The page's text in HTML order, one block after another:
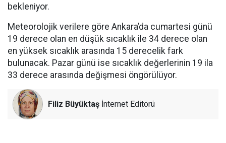
bekleniyor.
Meteorolojik verilere göre Ankara’da cumartesi günü
19 derece olan en düşük sıcaklık ile 34 derece olan
en yüksek sıcaklık arasında 15 derecelik fark
bulunacak. Pazar günü ise sıcaklık değerlerinin 19 ila
33 derece arasında değişmesi öngörülüyor.
Filiz Büyüktaş İnternet Editörü